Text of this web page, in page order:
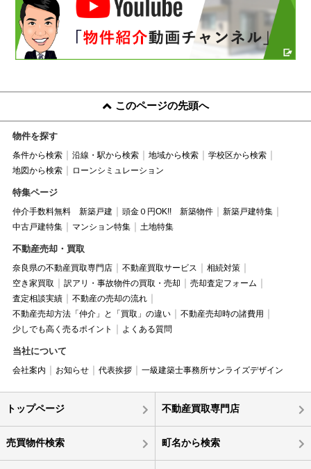
このページの先頭へ
物件を探す
条件から検索 沿線・駅から検索 地域から検索
学校区から検索
地図から検索
ローンシミュレーション
特集ページ
仲介手数料無料 新築戸建 頭金０円OK!! 新築物件
新築戸建特集
中古戸建特集
マンション特集 土地特集
不動産売却・買取
奈良県の不動産買取専門店 不動産買取サービス
相続対策
空き家買取
訳アリ・事故物件の買取・売却
売却査定フォーム
査定相談実績
不動産の売却の流れ
不動産売却方法「仲介」と「買取」の違い
不動産売却時の諸費用
少しでも高く売るポイント
よくある質問
当社について
会社案内 お知らせ 代表挨拶 一級建築士事務所サンライズデザイン
トップページ 不動産買取専門店
売買物件検索 町名から検索